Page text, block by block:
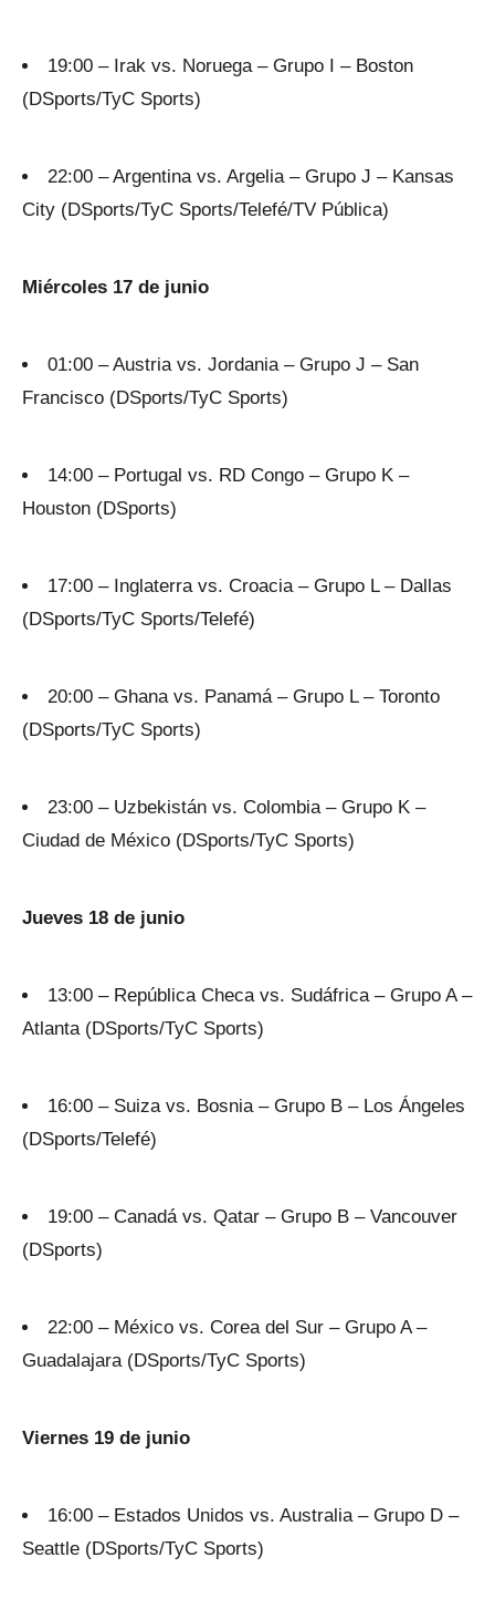
19:00 – Irak vs. Noruega – Grupo I – Boston
(DSports/TyC Sports)
22:00 – Argentina vs. Argelia – Grupo J – Kansas
City (DSports/TyC Sports/Telefé/TV Pública)
Miércoles 17 de junio
01:00 – Austria vs. Jordania – Grupo J – San
Francisco (DSports/TyC Sports)
14:00 – Portugal vs. RD Congo – Grupo K –
Houston (DSports)
17:00 – Inglaterra vs. Croacia – Grupo L – Dallas
(DSports/TyC Sports/Telefé)
20:00 – Ghana vs. Panamá – Grupo L – Toronto
(DSports/TyC Sports)
23:00 – Uzbekistán vs. Colombia – Grupo K –
Ciudad de México (DSports/TyC Sports)
Jueves 18 de junio
13:00 – República Checa vs. Sudáfrica – Grupo A –
Atlanta (DSports/TyC Sports)
16:00 – Suiza vs. Bosnia – Grupo B – Los Ángeles
(DSports/Telefé)
19:00 – Canadá vs. Qatar – Grupo B – Vancouver
(DSports)
22:00 – México vs. Corea del Sur – Grupo A –
Guadalajara (DSports/TyC Sports)
Viernes 19 de junio
16:00 – Estados Unidos vs. Australia – Grupo D –
Seattle (DSports/TyC Sports)